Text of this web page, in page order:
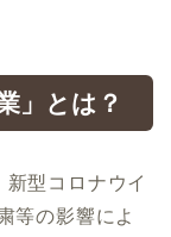
」とは？
新型コロナウイ
等の影響によ